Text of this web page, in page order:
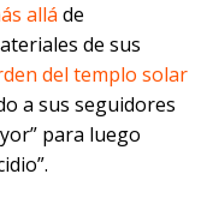
allá de
de sus
del templo solar
a sus seguidores
para luego